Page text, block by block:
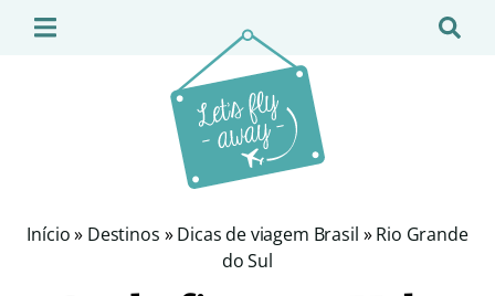
Início» Destinos »Dicas de viagem Brasil »Rio Grande
do Sul